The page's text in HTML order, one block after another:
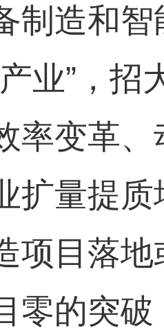
制造和
业”，
率变革
扩量提
项目落
零的突